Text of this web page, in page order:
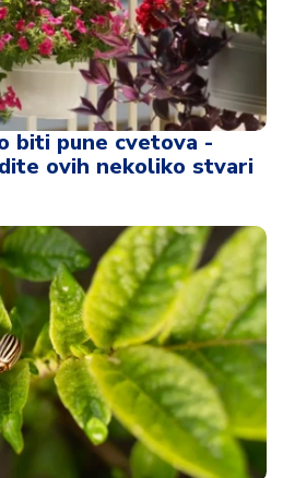
biti pune cvetova -
ovih nekoliko stvari